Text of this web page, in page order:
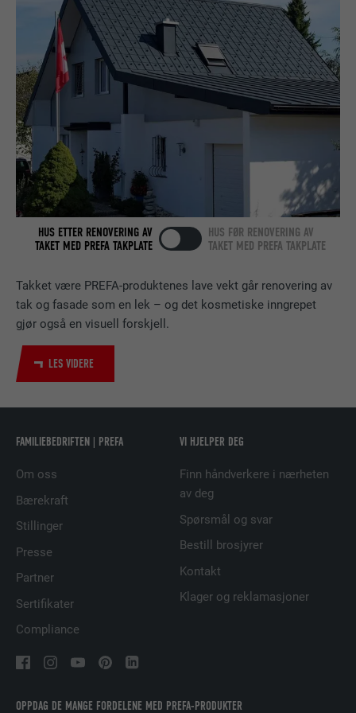
Takket være PREFA-produktenes lave vekt går renovering av
tak og fasade som en lek – og det kosmetiske inngrepet
gjør også en visuell forskjell.
LES VIDERE
HUS ETTER RENOVERING AV
TAKET MED PREFA TAKPLATE
HUS FØR RENOVERING AV
TAKET MED PREFA TAKPLATE
OPPDAG DE MANGE FORDELENE MED PREFA-PRODUKTER
FAMILIEBEDRIFTEN | PREFA
Om oss
Bærekraft
Stillinger
Presse
Partner
Sertifikater
Compliance
VI HJELPER DEG
Finn håndverkere i nærheten
av deg
Spørsmål og svar
Bestill brosjyrer
Kontakt
Klager og reklamasjoner
FORMÅL
Brukes for å teste om nettleseren tillater
bruk av informasjonskapsler. Har ingen
identifikasjonsegenskaper.
TILBYDER LinkedIn
FORLØP Økt
Lagt inn av LinkedIn når et nettsted
inneholder et innebygd «Følg oss»-vindu.
NAVN bcookie
TILBYDER LinkedIn
FORLØP 2 år
FORMÅL
følge bruken av innebygde tjenester.
NAVN bscookie
TILBYDER LinkedIn
følge bruken av innebygde tjenester.
NAVN UserMatchHistory
FORLØP
informasjonskapslene i denne nettleseren